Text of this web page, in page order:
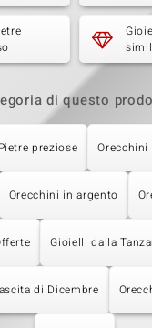
di questo
Pietre preziose Orecchini
Orecchini in argento
Gioielli dalla
di Dicembre